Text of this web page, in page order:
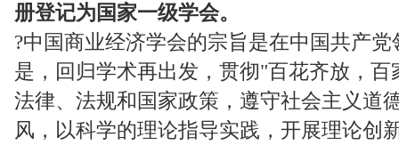
册登记为国家一级学会。
?中国商业经济学会的宗旨是在中国共产
是，回归学术再出发，贯彻"百花齐放，
法律、法规和国家政策，遵守社会主义道
风，以科学的理论指导实践，开展理论创